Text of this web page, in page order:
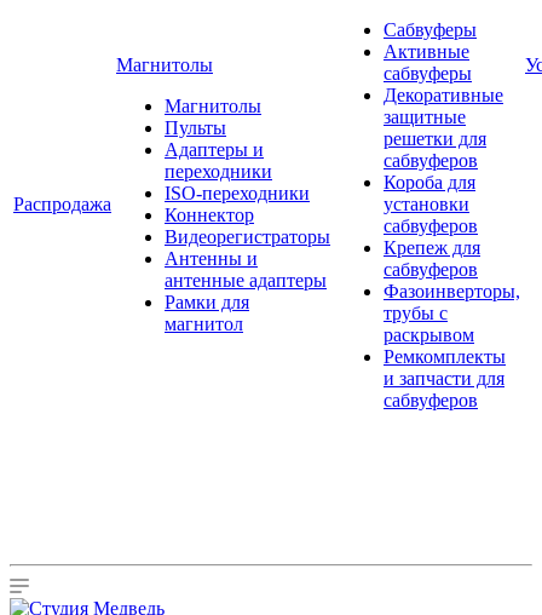
Распродажа
Магнитолы
Магнитолы
Пульты
Адаптеры и
переходники
ISO-переходники
Коннектор
Видеорегистраторы
Антенны и
антенные адаптеры
Рамки для
магнитол
Сабвуферы
Активные
сабвуферы
Декоративные
защитные
решетки для
сабвуферов
Короба для
установки
сабвуферов
Крепеж для
сабвуферов
Фазоинверторы,
трубы с
раскрывом
Ремкомплекты
и запчасти для
сабвуферов